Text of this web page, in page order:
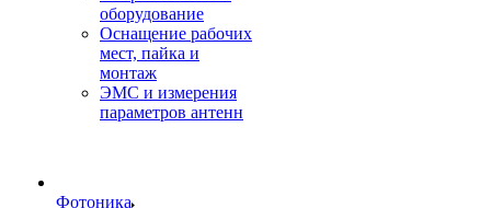
оборудование
Оснащение рабочих
мест, пайка и
монтаж
ЭМС и измерения
параметров антенн
Фотоника